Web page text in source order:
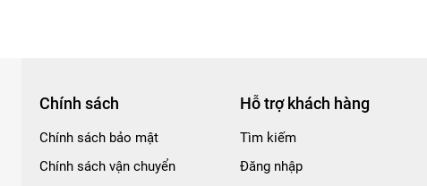
Chính sách
Chính sách bảo mật
Chính sách vận chuyển
Hỗ trợ khách hàng
Tìm kiếm
Đăng nhập